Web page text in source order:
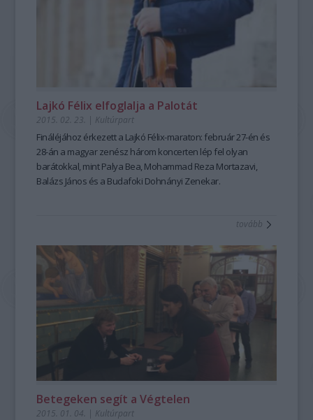
Lajkó Félix elfoglalja a Palotát
2015. 02. 23. | Kultúrpart
Fináléjához érkezett a Lajkó Félix-maraton: február 27-én és
28-án a magyar zenész három koncerten lép fel olyan
barátokkal, mint Palya Bea, Mohammad Reza Mortazavi,
Balázs János és a Budafoki Dohnányi Zenekar.
tovább
Betegeken segít a Végtelen
2015. 01. 04. | Kultúrpart